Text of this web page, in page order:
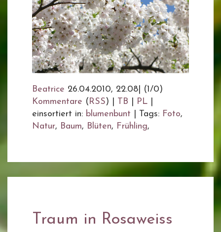
Beatrice 26.04.2010, 22.08
(1/0)
Kommentare ( RSS) | TB PL
einsortiert in: blumenbunt Tags: Foto,
Natur, Baum, Blüten, Frühling,
Traum in Rosaweiss